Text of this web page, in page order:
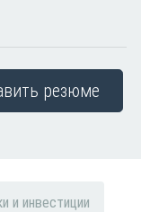
резюме
и инвестиции